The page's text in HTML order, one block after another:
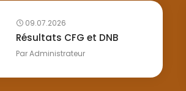
09.07.2026
Résultats CFG et DNB
ParAdministrateur